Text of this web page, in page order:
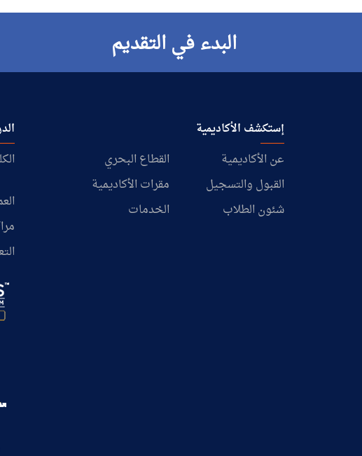
البدء في التقديم
إستكشف الأكاديمية
عن الأكاديمية
القطاع البحري
القبول والتسجيل
مقرات الأكاديمية
شئون الطلاب
الخدمات